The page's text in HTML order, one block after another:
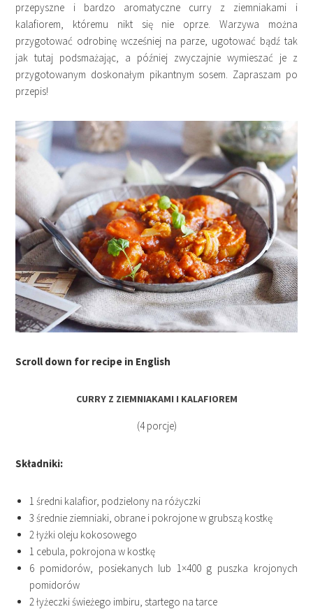
przepyszne i bardzo aromatyczne curry z ziemniakami i
kalafiorem, któremu nikt się nie oprze. Warzywa można
przygotować odrobinę wcześniej na parze, ugotować bądź tak
jak tutaj podsmażając, a później zwyczajnie wymieszać je z
przygotowanym doskonałym pikantnym sosem. Zapraszam po
przepis!
Scroll down for recipe in English
CURRY Z ZIEMNIAKAMI I KALAFIOREM
(4 porcje)
Składniki:
1 średni kalafior, podzielony na różyczki
3 średnie ziemniaki, obrane i pokrojone w grubszą kostkę
2 łyżki oleju kokosowego
1 cebula, pokrojona w kostkę
6 pomidorów, posiekanych lub 1×400 g puszka krojonych
pomidorów
2 łyżeczki świeżego imbiru, startego na tarce